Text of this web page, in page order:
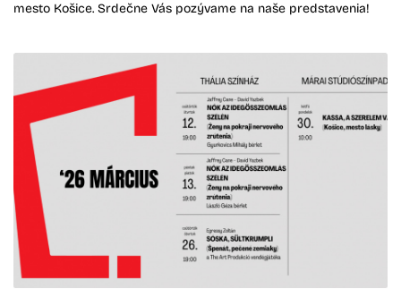
mesto Košice. Srdečne Vás pozývame na naše predstavenia!